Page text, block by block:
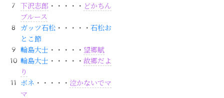
下沢志郎 ・・・・・ どかちん
ブルース
ガッツ石松 ・・・・・石松お
とこ節
輪島大士 ・・・・・ 望郷賦
輪島大士 ・・・・・故郷だよ
り
ボネ ・・・・・ 泣かないでマ
マ